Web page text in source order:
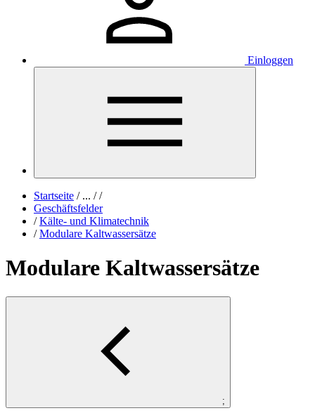
Einloggen
Startseite /... / /
Geschäftsfelder
/ Kälte- und Klimatechnik
/ Modulare Kaltwassersätze
Modulare Kaltwassersätze
;